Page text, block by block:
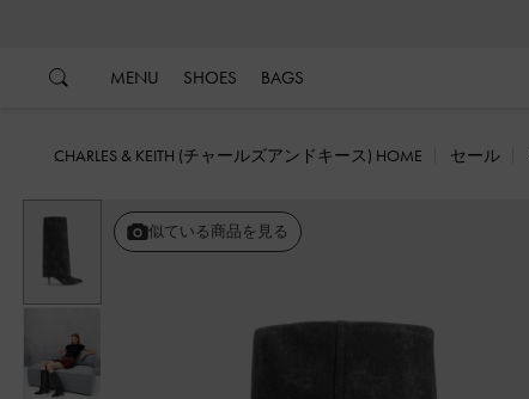
MENU SHOES BAGS
CHARLES & KEITH (チャールズアンドキース) HOME セール
似ている商品を見る